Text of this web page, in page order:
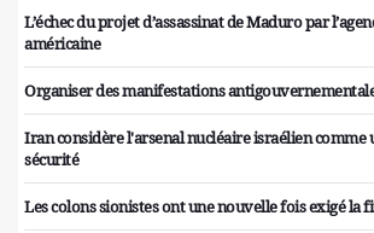
L’échec du projet d’assassinat de Maduro par
américaine
Organiser des manifestations
Iran considère l'arsenal nucléaire israélien comme
sécurité
Les colons sionistes ont une nouvelle fois exigé la